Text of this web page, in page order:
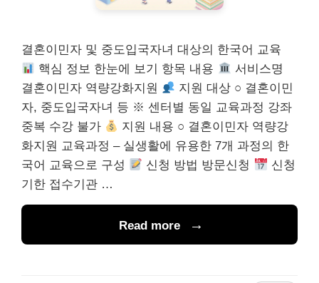
결혼이민자 및 중도입국자녀 대상의 한국어 교육
핵심 정보 한눈에 보기 항목 내용
서비스명
결혼이민자 역량강화지원
지원 대상 ○ 결혼이민
자, 중도입국자녀 등 ※ 센터별 동일 교육과정 강좌
중복 수강 불가
지원 내용 ○ 결혼이민자 역량강
화지원 교육과정 – 실생활에 유용한 7개 과정의 한
국어 교육으로 구성
신청 방법 방문신청
신청
기한 접수기관 …
Read more